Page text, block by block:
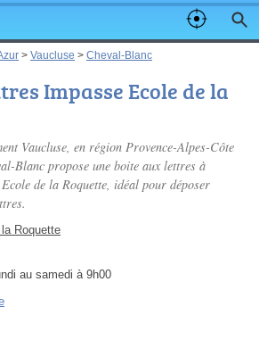
> Vaucluse > Cheval-Blanc
Impasse Ecole de la
Vaucluse, en région Provence-Alpes-Côte
Blanc propose une boite aux lettres à
de la Roquette, idéal pour déposer
Roquette
au samedi à 9h00